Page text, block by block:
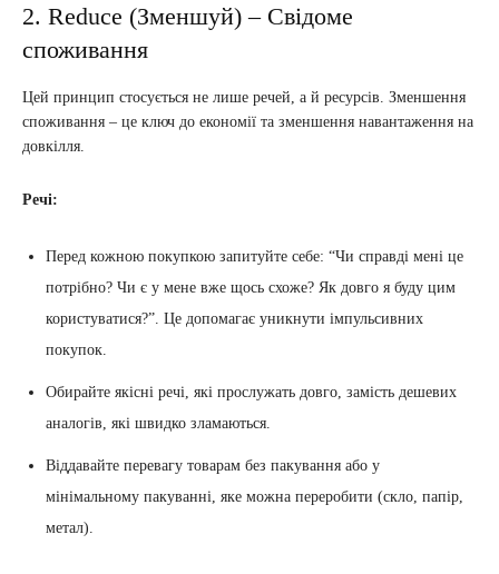
2. Reduce (Зменшуй) – Свідоме
споживання
Цей принцип стосується не лише речей, а й ресурсів. Зменшення
споживання – це ключ до економії та зменшення навантаження на
довкілля.
Речі:
Перед кожною покупкою запитуйте себе: “Чи справді мені це
потрібно? Чи є у мене вже щось схоже? Як довго я буду цим
користуватися?”. Це допомагає уникнути імпульсивних
покупок.
Обирайте якісні речі, які прослужать довго, замість дешевих
аналогів, які швидко зламаються.
Віддавайте перевагу товарам без пакування або у
мінімальному пакуванні, яке можна переробити (скло, папір,
метал).